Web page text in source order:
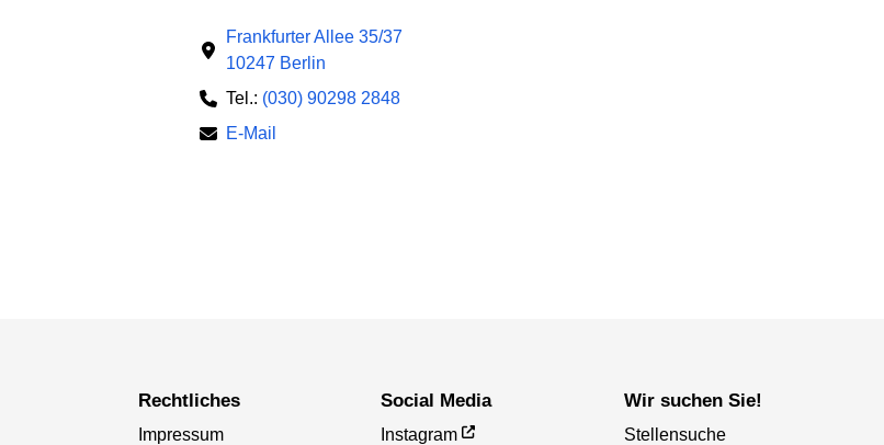
Frankfurter Allee 35/37
10247 Berlin
Tel.: (030) 90298 2848
E-Mail
Rechtliches
Impressum
Social Media
Instagram
Wir suchen Sie!
Stellensuche